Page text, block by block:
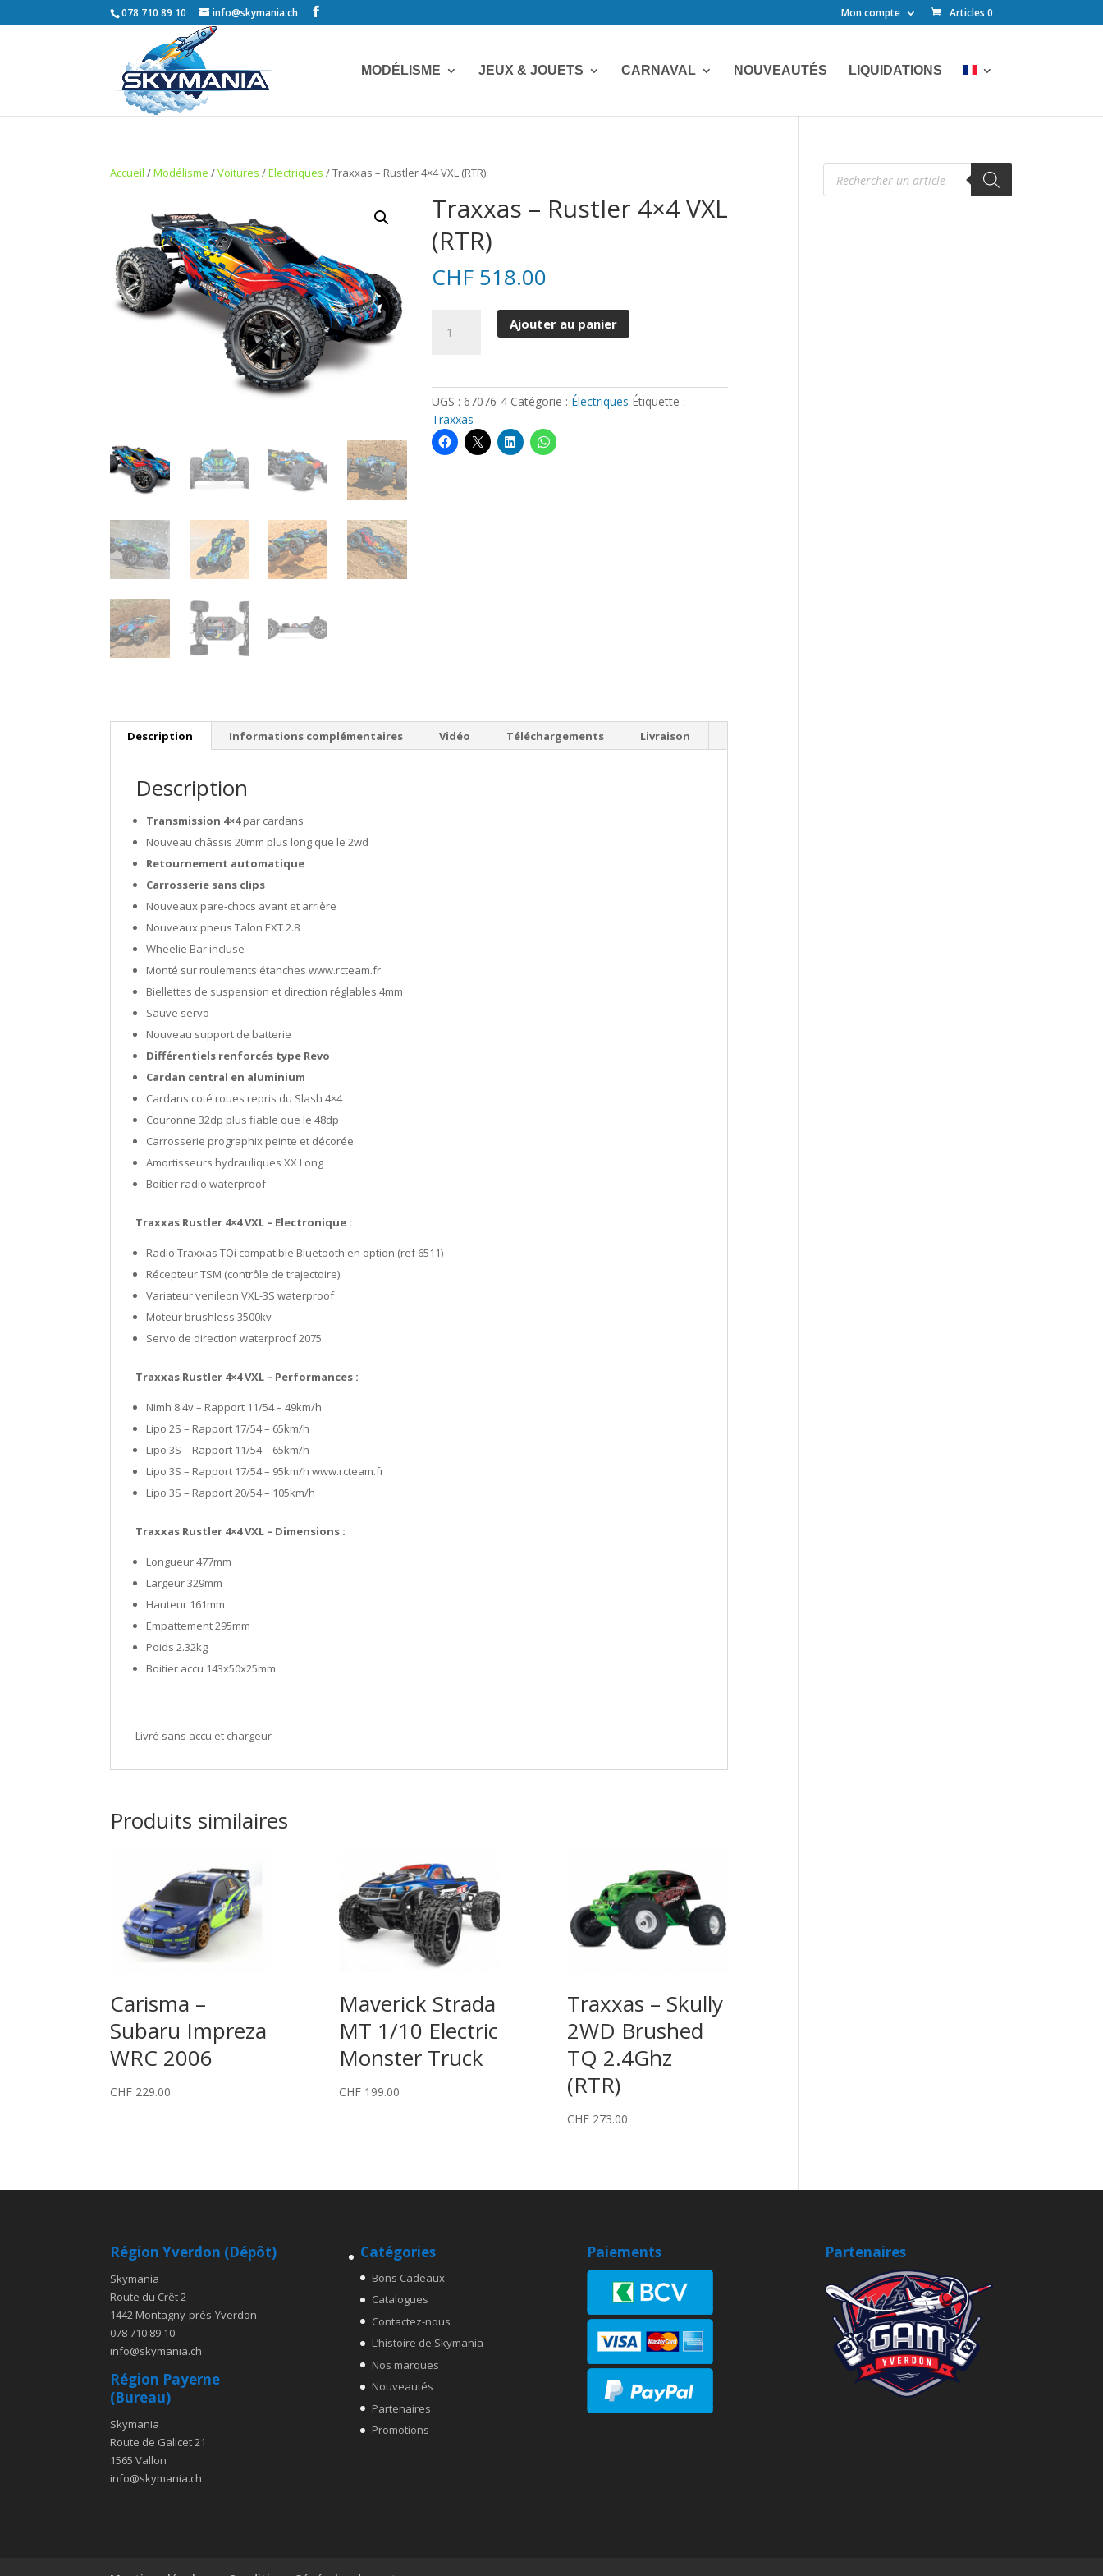
078 710 89 10 info@skymania.ch Mon compte Articles 0
MODÉLISME JEUX & JOUETS CARNAVAL NOUVEAUTÉS LIQUIDATIONS
Accueil /Modélisme /Voitures /Électriques / Traxxas – Rustler 4×4 VXL (RTR)
Traxxas – Rustler 4×4 VXL
(RTR)
CHF518.00
Rustler
4x4
VXL
(RTR)
Ajouter au panier
UGS : 67076-4 Catégorie : Électriques Étiquette :
Traxxas
Description Informations complémentaires Vidéo Téléchargements Livraison
Description
Transmission 4×4par cardans
Nouveau châssis 20mm plus long que le 2wd
Retournement automatique
Carrosserie sans clips
Nouveaux pare-chocs avant et arrière
Nouveaux pneus Talon EXT 2.8
Wheelie Bar incluse
Monté sur roulements étanches www.rcteam.fr
Biellettes de suspension et direction réglables 4mm
Sauve servo
Nouveau support de batterie
Différentiels renforcés type Revo
Cardan central en aluminium
Cardans coté roues repris du Slash 4×4
Couronne 32dp plus fiable que le 48dp
Carrosserie prographix peinte et décorée
Amortisseurs hydrauliques XX Long
Boitier radio waterproof
Traxxas Rustler 4×4 VXL – Electronique :
Radio Traxxas TQi compatible Bluetooth en option (ref 6511)
Récepteur TSM (contrôle de trajectoire)
Variateur venileon VXL-3S waterproof
Moteur brushless 3500kv
Servo de direction waterproof 2075
Traxxas Rustler 4×4 VXL – Performances :
Nimh 8.4v – Rapport 11/54 – 49km/h
Lipo 2S – Rapport 17/54 – 65km/h
Lipo 3S – Rapport 11/54 – 65km/h
Lipo 3S – Rapport 17/54 – 95km/h www.rcteam.fr
Lipo 3S – Rapport 20/54 – 105km/h
Traxxas Rustler 4×4 VXL – Dimensions :
Longueur 477mm
Largeur 329mm
Hauteur 161mm
Empattement 295mm
Poids 2.32kg
Boitier accu 143x50x25mm
Livré sans accu et chargeur
Produits similaires
Carisma –
Subaru Impreza
WRC 2006
CHF 229.00
Maverick Strada
MT 1/10 Electric
Monster Truck
CHF199.00
Traxxas – Skully
2WD Brushed
TQ 2.4Ghz
(RTR)
CHF 273.00
Recherche
produits
Région Yverdon (Dépôt)
Skymania
Route du Crêt 2
1442 Montagny-près-Yverdon
078 710 89 10
info@skymania.ch
Région Payerne
(Bureau)
Skymania
Route de Galicet 21
1565 Vallon
info@skymania.ch
Catégories
Bons Cadeaux
Catalogues
Contactez-nous
L’histoire de Skymania
Nos marques
Nouveautés
Partenaires
Promotions
Paiements Partenaires